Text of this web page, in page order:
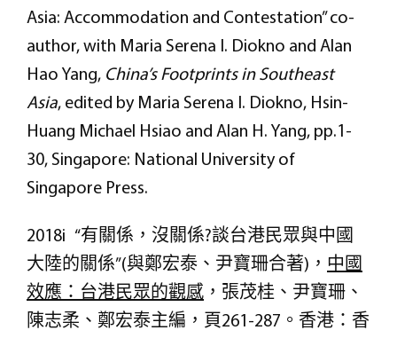
Asia: Accommodation and Contestation” co-
author, with Maria Serena I. Diokno and Alan
Hao Yang, China’s Footprints in Southeast
Asia, edited by Maria Serena I. Diokno, Hsin-
Huang Michael Hsiao and Alan H. Yang, pp.1-
30, Singapore: National University of
Singapore Press.
2018i “有關係，沒關係?談台港民眾與中國
大陸的關係”(與鄭宏泰、尹寶珊合著)， 中國
效應 ：台港民眾的觀感 ，張茂桂、尹寶珊、
陳志柔、鄭宏泰主編，頁261-287。香港：香